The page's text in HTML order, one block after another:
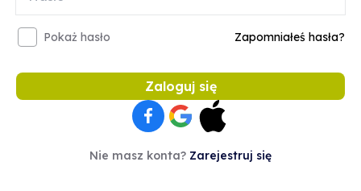
Pokaż hasło Zapomniałeś hasła?
Zaloguj się
Nie masz konta? Zarejestruj się